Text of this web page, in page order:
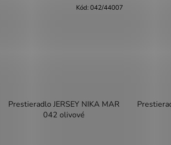
Prestieradlo JERSEY NIKA MAR
042 olivové
Kód: 042/44007